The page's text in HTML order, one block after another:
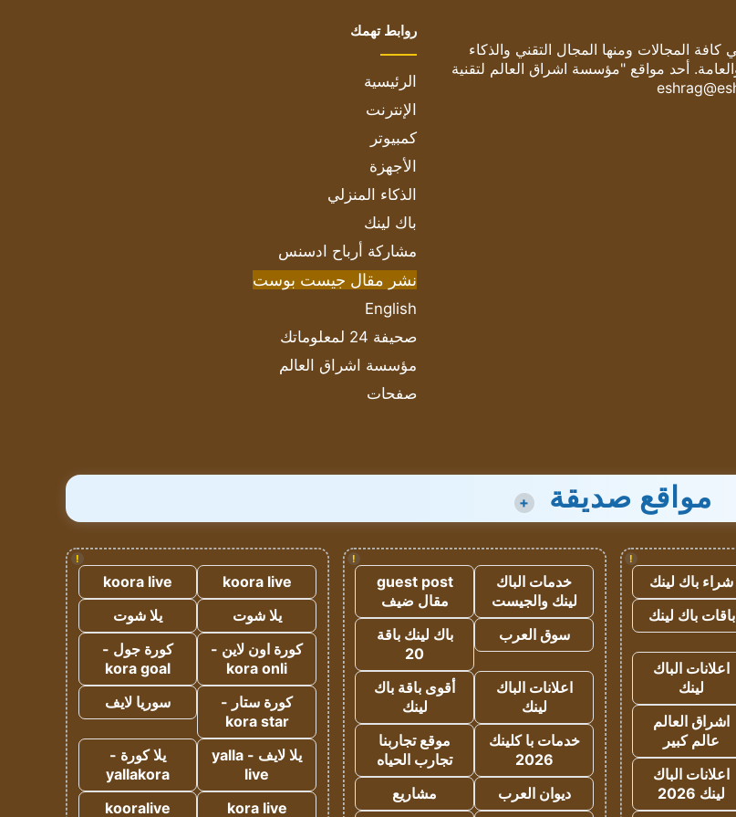
المجالات ومنها المجال التقني والذكاء
أحد مواقع "مؤسسة اشراق العالم لتقنية
روابط تهمك
الرئيسية
الإنترنت
كمبيوتر
الأجهزة
الذكاء المنزلي
باك لينك
مشاركة أرباح ادسنس
نشر مقال جيست بوست
English
صحيفة 24 لمعلوماتك
مؤسسة اشراق العالم
صفحات
مواقع صديقة +
!
شراء باك لينك
باقات باك لينك
اعلانات الباك
لينك
اشراق العالم
عالم كبير
اعلانات الباك
لينك 2026
!
خدمات الباك
لينك والجيست
guest post
مقال ضيف
سوق العرب
باك لينك باقة
20
اعلانات الباك
لينك
أقوى باقة باك
لينك
خدمات با كلينك
2026
موقع تجاربنا
تجارب الحياه
ديوان العرب
مشاريع
!
koora live
koora live
يلا شوت
يلا شوت
كورة اون لاين -
kora onli
كورة جول -
kora goal
كورة ستار -
kora star
سوريا لايف
يلا لايف - yalla
live
يلا كورة -
yallakora
kora live
kooralive